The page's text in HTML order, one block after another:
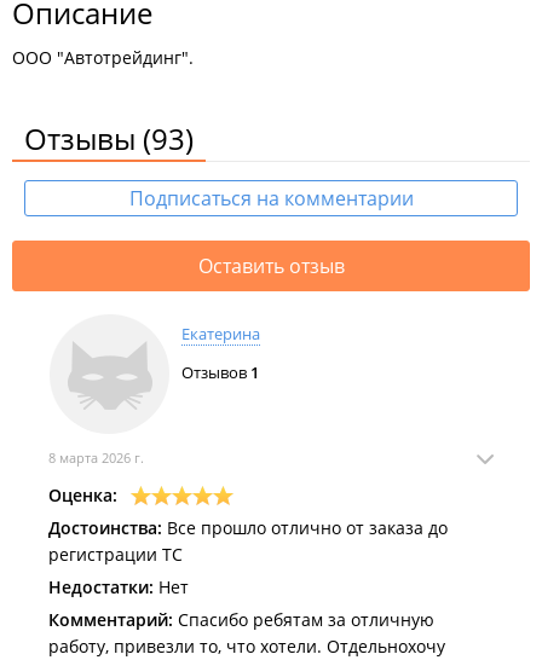
Описание
ООО "Автотрейдинг".
Отзывы (93)
Подписаться на комментарии
Оставить отзыв
Екатерина
Отзывов 1
8 марта 2026 г.
Оценка:
Достоинства: Все прошло отлично от заказа до
регистрации ТС
Недостатки: Нет
Комментарий: Спасибо ребятам за отличную
работу, привезли то, что хотели. Отдельнохочу